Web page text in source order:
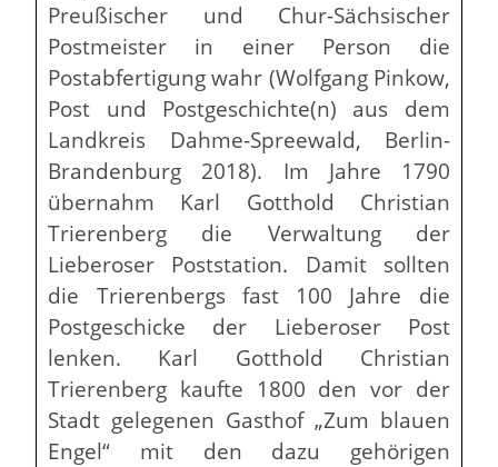
Preußischer und Chur-Sächsischer
Postmeister in einer Person die
Postabfertigung wahr (Wolfgang Pinkow,
Post und Postgeschichte(n) aus dem
Landkreis Dahme-Spreewald, Berlin-
Brandenburg 2018). Im Jahre 1790
übernahm Karl Gotthold Christian
Trierenberg die Verwaltung der
Lieberoser Poststation. Damit sollten
die Trierenbergs fast 100 Jahre die
Postgeschicke der Lieberoser Post
lenken. Karl Gotthold Christian
Trierenberg kaufte 1800 den vor der
Stadt gelegenen Gasthof „Zum blauen
Engel“ mit den dazu gehörigen